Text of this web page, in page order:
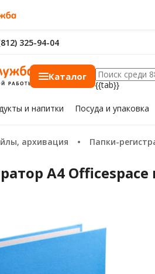
325-94-04
Каталог
{{tab}}
и напитки Посуда и упаковка
архивация Папки-
А4